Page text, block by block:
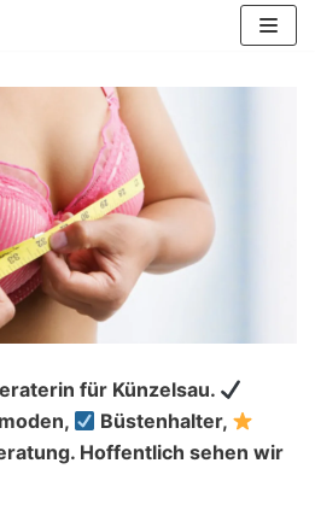
für Künzelsau.
Büstenhalter,
Hoffentlich sehen wir